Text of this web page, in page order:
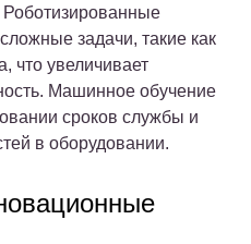
задачи, такие как
что увеличивает
Машинное обучение
сроков службы и
в оборудовании.